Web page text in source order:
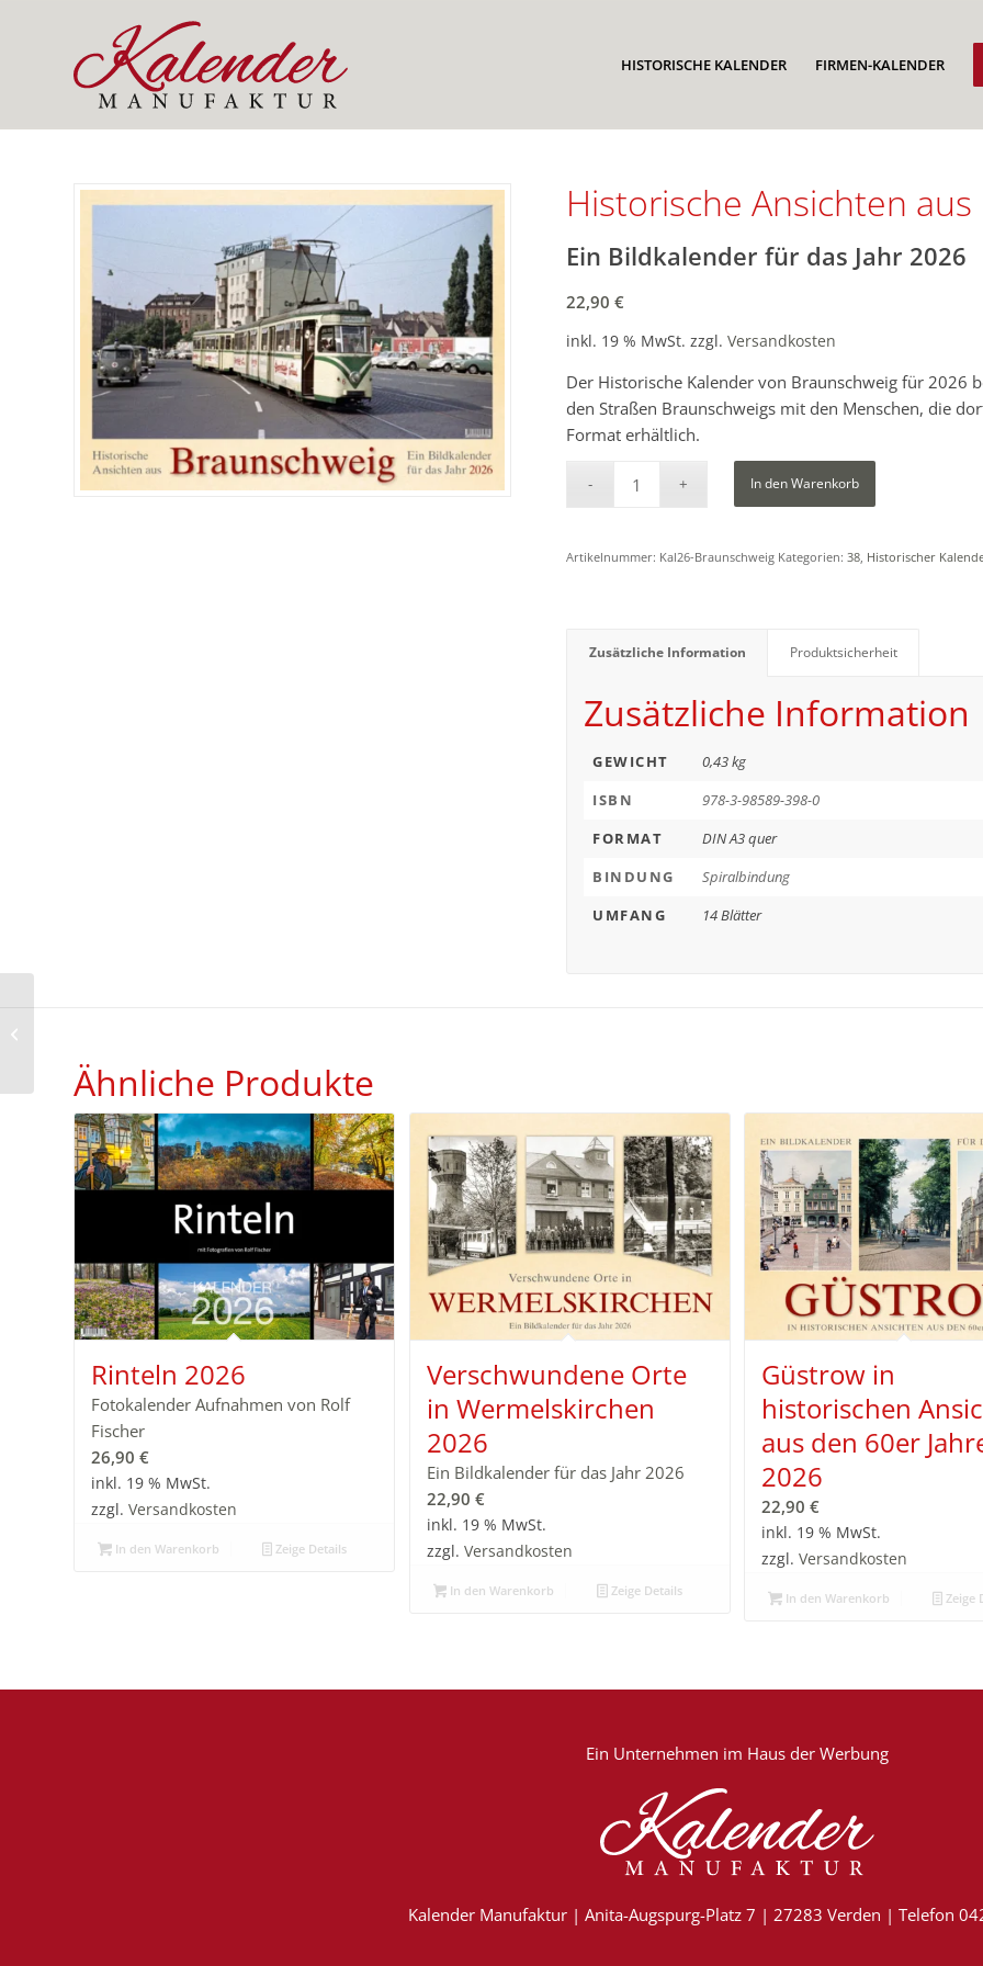
HISTORISCHE KALENDER FIRMEN-KALENDER
Historische Ansichten
Ein Bildkalender für das Jahr 2026
22,90€
inkl. 19 % MwSt. zzgl.Versandkosten
Der Historische Kalender von Braunschweig für 2026
den Straßen Braunschweigs mit den Menschen, die
Format erhältlich.
In den Warenkorb
Artikelnummer: Kal26-Braunschweig Kategorien:38, Historischer
Zusätzliche Information Produktsicherheit
Zusätzliche Information
GEWICHT
0,43 kg
ISBN
978-3-98589-398-0
FORMAT
DIN A3 quer
BINDUNG
Spiralbindung
UMFANG
14 Blätter
Ähnliche Produkte
Rinteln 2026
Fotokalender Aufnahmen von Rolf
Fischer
26,90 €
inkl. 19 % MwSt.
zzgl. Versandkosten
In den Warenkorb Zeige Details
Verschwundene Orte
in Wermelskirchen
2026
Ein Bildkalender für das Jahr 2026
22,90 €
inkl. 19 % MwSt.
zzgl. Versandkosten
In den Warenkorb Zeige Details
Güstrow in
historischen
aus den 60er
2026
22,90€
inkl. 19 % MwSt.
zzgl.Versandkosten
In den Warenkorb Zeige
Ein Unternehmen im Haus der Werbung
Kalender Manufaktur | Anita-Augspurg-Platz 7 | 27283 Verden | Telefon